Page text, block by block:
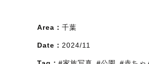
Area： 千葉
Date： 2024/11